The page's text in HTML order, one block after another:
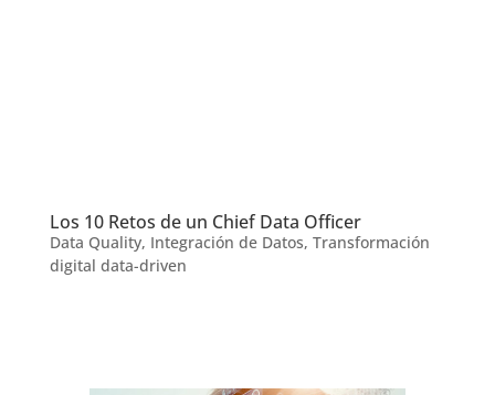
Los 10 Retos de un Chief Data Officer
Data Quality, Integración de Datos, Transformación
digital data-driven